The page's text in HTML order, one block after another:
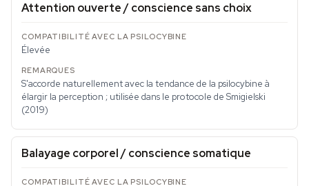
Attention ouverte / conscience sans choix
Élevée
S'accorde naturellement avec la tendance de la psilocybine à
élargir la perception ; utilisée dans le protocole de Smigielski
(2019)
Balayage corporel / conscience somatique